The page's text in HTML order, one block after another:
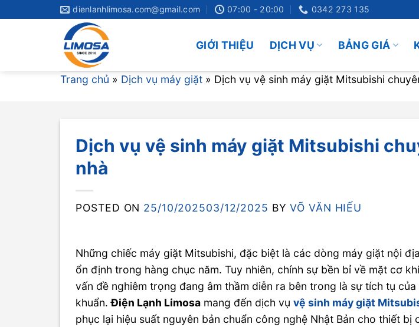
dienlanhlimosa.com@gmail.com 07:00 - 20:00 0342 273 135
GIỚI THIỆU DỊCH VỤ BẢNG GIÁ
Trang chủ » Dịch vụ máy giặt » Dịch vụ vệ sinh máy giặt Mitsubishi
Dịch vụ vệ sinh máy giặt Mitsubishi
nhà
POSTED ON 25/10/202503/12/2025 BYVÕ VĂN HIẾU
Những chiếc máy giặt Mitsubishi, đặc biệt là các dòng máy giặt nội
ổn định trong hàng chục năm. Tuy nhiên, chính sự bền bỉ về mặt cơ
vấn đề nghiêm trọng đang âm thầm diễn ra bên trong là sự tích tụ
khuẩn.Điện Lạnh Limosa mang đến dịch vụvệ sinh máy giặt
phục lại hiệu suất nguyên bản chuẩn công nghệ Nhật Bản cho thiết bị